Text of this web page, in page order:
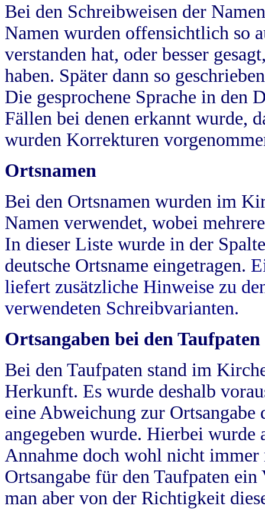
Bei den Schreibweisen der
Namen wurden offensichtlich so
verstanden hat, oder besser
haben. Später dann so
Die gesprochene Sprache in
Fällen bei denen erkannt wurde,
wurden Korrekturen
Ortsnamen
Bei den Ortsnamen wurden im
Namen verwendet, wobei
In dieser Liste wurde in der
deutsche Ortsname eingetragen.
liefert zusätzliche Hinweise zu
verwendeten Schreibvarianten.
Ortsangaben bei den Taufpaten
Bei den Taufpaten stand im
Herkunft. Es wurde deshalb
eine Abweichung zur
angegeben wurde. Hierbei wurde
Annahme doch wohl nicht
Ortsangabe für den Taufpaten
man aber von der Richtigkeit